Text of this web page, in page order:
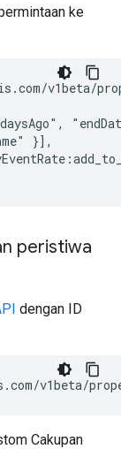
ke
v1beta/
}],
peristiwa
dengan ID
Cakupan